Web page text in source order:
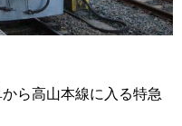
ら高山本線に入る特急